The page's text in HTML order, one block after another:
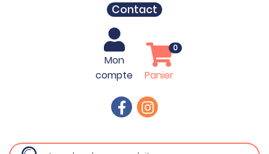
Contact
Mon
compte
Panier
0